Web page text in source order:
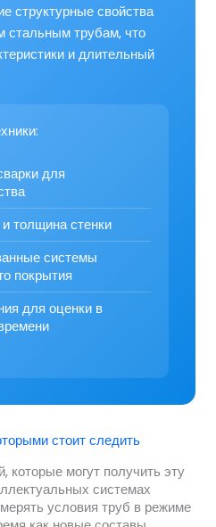
структурные свойства
трубам, что
и длительный
для
толщина стенки
системы
покрытия
для оценки в
стоит следить
которые могут получить эту
системах
условия труб в режиме